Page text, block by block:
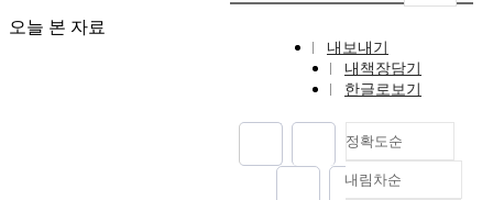
오늘 본 자료
내보내기
내책장담기
한글로보기
정확도순
정확도
내림차순